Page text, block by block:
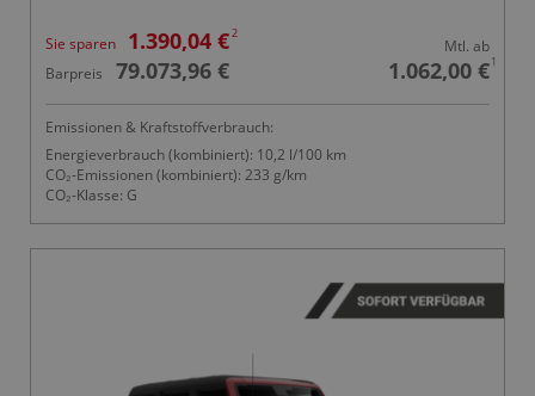
Sie sparen 1.390,04 €2
Barpreis 79.073,96 €
Mtl. ab
1.062,00 €1
Emissionen & Kraftstoffverbrauch:
Energieverbrauch (kombiniert): 10,2 l/100 km
CO₂-Emissionen (kombiniert): 233 g/km
CO₂-Klasse: G